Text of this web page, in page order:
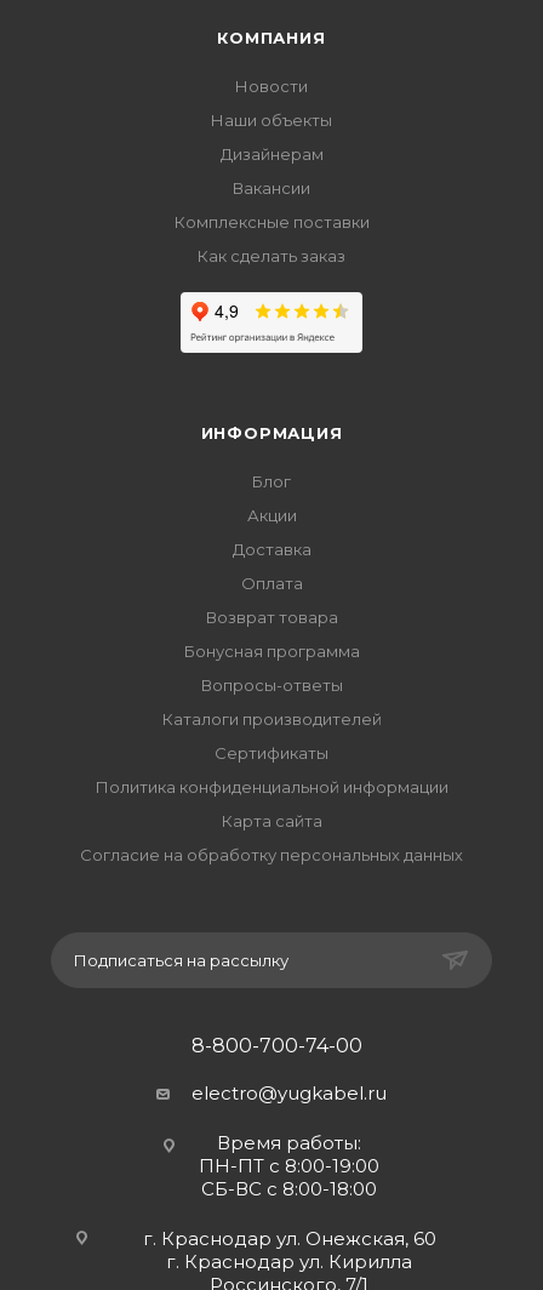
КОМПАНИЯ
Новости
Наши объекты
Дизайнерам
Вакансии
Комплексные поставки
Как сделать заказ
ИНФОРМАЦИЯ
Блог
Акции
Доставка
Оплата
Возврат товара
Бонусная программа
Вопросы-ответы
Каталоги производителей
Сертификаты
Политика конфиденциальной информации
Карта сайта
Согласие на обработку персональных данных
Подписаться на рассылку
8-800-700-74-00
electro@yugkabel.ru
Время работы:
ПН-ПТ с 8:00-19:00
СБ-ВС с 8:00-18:00
г. Краснодар ул. Онежская, 60
г. Краснодар ул. Кирилла
Россинского, 7/1